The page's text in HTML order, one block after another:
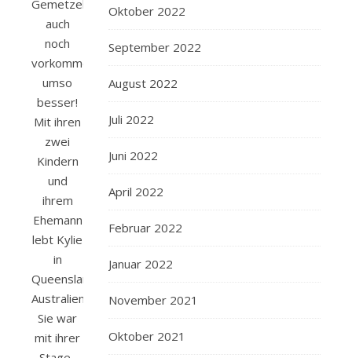
Gemetzel
auch
noch
vorkommen,
umso
besser!
Mit ihren
zwei
Kindern
und
ihrem
Ehemann
lebt Kylie
in
Queensland,
Australien.
Sie war
mit ihrer
Oktober 2022
September 2022
August 2022
Juli 2022
Juni 2022
April 2022
Februar 2022
Januar 2022
November 2021
Oktober 2021